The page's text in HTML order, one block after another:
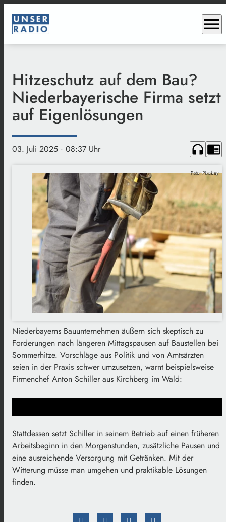
menu
Hitzeschutz auf dem Bau?
Niederbayerische Firma setzt
auf Eigenlösungen
03. Juli 2025 · 08:37 Uhr headphones chrome_reader_mode
Foto: Pixabay
Niederbayerns Bauunternehmen äußern sich skeptisch zu
Forderungen nach längeren Mittagspausen auf Baustellen bei
Sommerhitze. Vorschläge aus Politik und von Amtsärzten
seien in der Praxis schwer umzusetzen, warnt beispielsweise
Firmenchef Anton Schiller aus Kirchberg im Wald:
Stattdessen setzt Schiller in seinem Betrieb auf einen früheren
Arbeitsbeginn in den Morgenstunden, zusätzliche Pausen und
eine ausreichende Versorgung mit Getränken. Mit der
Witterung müsse man umgehen und praktikable Lösungen
finden.